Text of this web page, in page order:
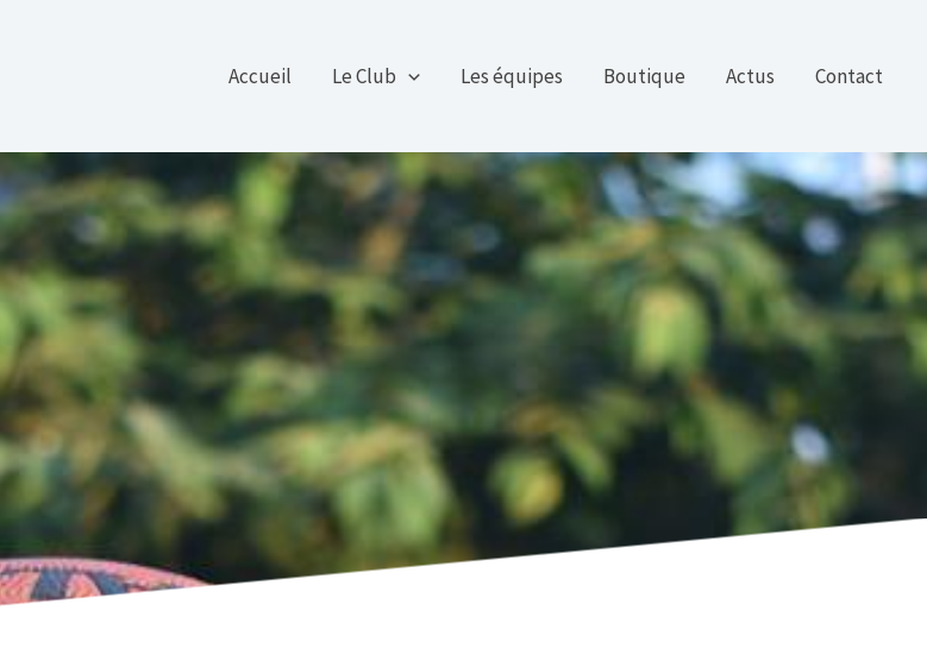
Accueil Le Club Les équipes Boutique Actus Contact